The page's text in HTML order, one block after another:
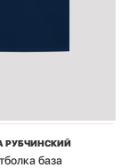
РУБЧИНСКИЙ
база